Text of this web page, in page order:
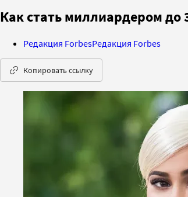
Как стать миллиардером до
Редакция ForbesРедакция Forbes
Копировать ссылку